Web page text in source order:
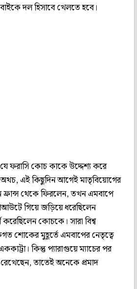
দল হিসাবে খেলতে হবে।
ফরাসি কোচ কাকে উদ্দেশ্য করে
অথচ, এই কিছুদিন আগেই মাতৃবিয়োগের
থেকে ফিরলেন, তখন এমবাপে
গিয়ে জড়িয়ে ধরেছিলেন
কোচকে। সারা বিশ্ব
শোকের মুহূর্তে এমবাপের নেতৃত্বে
কিন্তু প্যারাগুয়ে ম্যাচের পর
তাতেই অনেকে প্রমাদ